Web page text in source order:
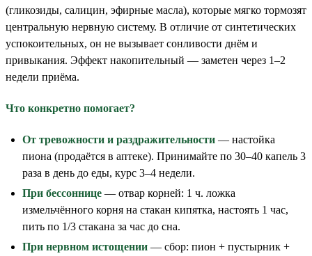
(гликозиды, салицин, эфирные масла), которые мягко тормозят
центральную нервную систему. В отличие от синтетических
успокоительных, он не вызывает сонливости днём и
привыкания. Эффект накопительный — заметен через 1–2
недели приёма.
Что конкретно помогает?
От тревожности и раздражительности — настойка
пиона (продаётся в аптеке). Принимайте по 30–40 капель 3
раза в день до еды, курс 3–4 недели.
При бессоннице — отвар корней: 1 ч. ложка
измельчённого корня на стакан кипятка, настоять 1 час,
пить по 1/3 стакана за час до сна.
При нервном истощении — сбор: пион + пустырник +